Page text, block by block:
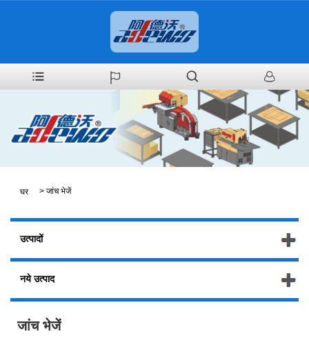
घर > जांच भेजें
उत्पादों
नये उत्पाद
जांच भेजें